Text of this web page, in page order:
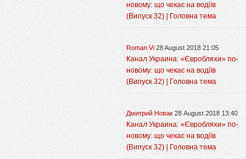
новому: що чекає на водіїв
(Випуск 32) | Головна тема
Roman Vi 28 August 2018 21:05
Канал Украина: «Євробляхи» по-
новому: що чекає на водіїв
(Випуск 32) | Головна тема
Дмитрий Новак 28 August 2018 13:40
Канал Украина: «Євробляхи» по-
новому: що чекає на водіїв
(Випуск 32) | Головна тема